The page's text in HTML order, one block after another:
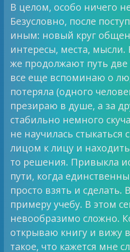
В целом, особо ничего
Безусловно, после
иным: новый круг
интересы, места,
же продолжают путь две
все еще вспоминаю о
потеряла (одного
презираю в душе, а за
стабильно немного
не научилась стыкаться
лицом к лицу и
то решения. Привыкла
пути, когда
просто взять и сделать.
примеру учебу. В этом
невообразимо сложно.
открываю книгу и вижу
такое, что кажется мне